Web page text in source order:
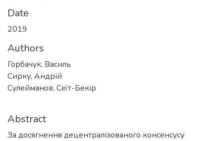
Date
2019
Authors
Горбачук, Василь
Сирку, Андрій
Сулейманов, Сеїт-Бекір
Abstract
За досягнення децентралізованого консенсусу